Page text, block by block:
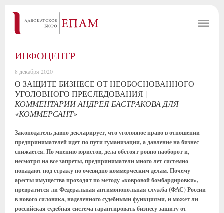
ИНФОЦЕНТР
8 декабря 2020
О ЗАЩИТЕ БИЗНЕСЕ ОТ НЕОБОСНОВАННОГО
УГОЛОВНОГО ПРЕСЛЕДОВАНИЯ |
КОММЕНТАРИИ АНДРЕЯ БАСТРАКОВА ДЛЯ
«КОММЕРСАНТ»
Законодатель давно декларирует, что уголовное право в отношении
предпринимателей идет по пути гуманизации, а давление на бизнес
снижается. По мнению юристов, дела обстоят ровно наоборот и,
несмотря на все запреты, предприниматели много лет системно
попадают под стражу по очевидно коммерческим делам. Почему
аресты имущества проходят по методу «ковровой бомбардировки»,
превратится ли Федеральная антимонопольная служба (ФАС) России
в нового силовика, наделенного судебными функциями, и может ли
российская судебная система гарантировать бизнесу защиту от